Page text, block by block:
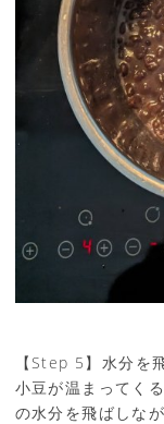
【Step 5】水分を
小豆が温まってく
の水分を飛ばしな